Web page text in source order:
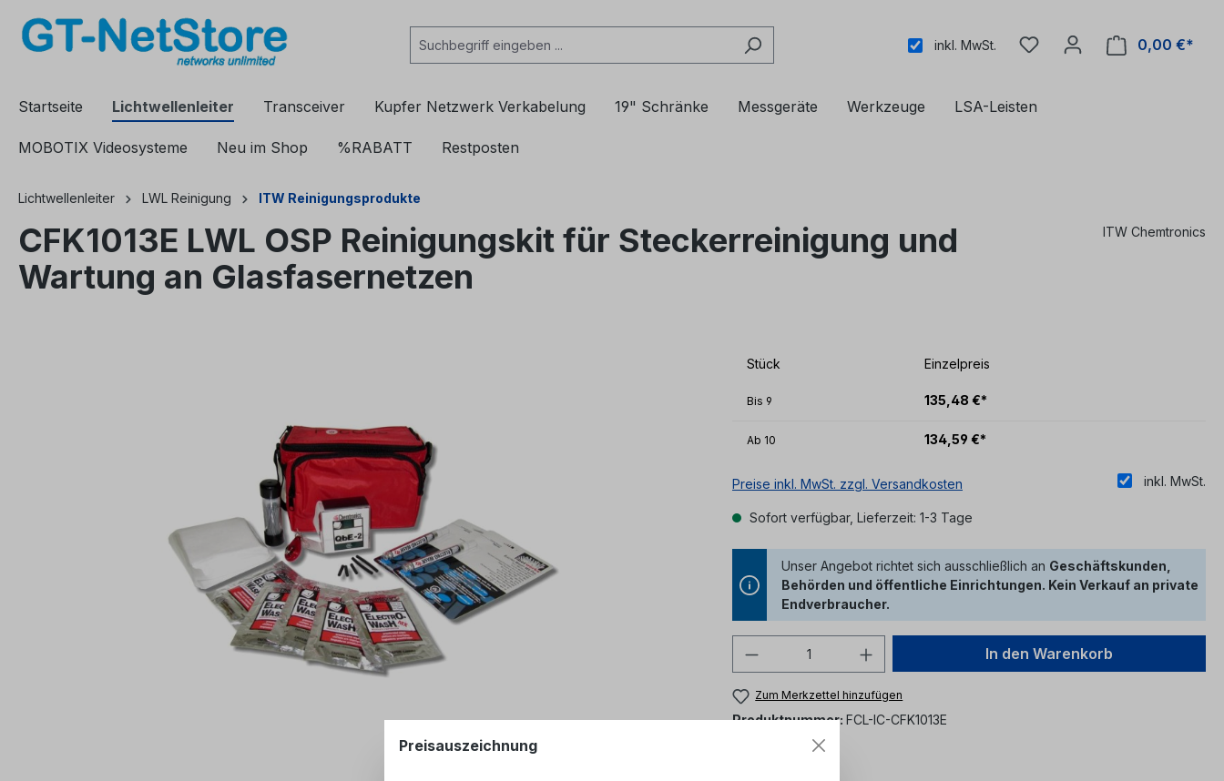
Zur Hauptnavigation springen
inkl. MwSt.
0,00 €*
Startseite Lichtwellenleiter Transceiver Kupfer Netzwerk Verkabelung 19" Schränke Messgeräte Werkzeuge LSA-Leisten
MOBOTIX Videosysteme Neu im Shop %RABATT Restposten
Lichtwellenleiter LWL Reinigung ITW Reinigungsprodukte
CFK1013E LWL OSP Reinigungskit für Steckerreinigung und
Wartung an Glasfasernetzen
ITW Chemtronics
Stück Einzelpreis
Bis 9 135,48 €*
Ab 10 134,59 €*
inkl. MwSt.
Preise inkl. MwSt. zzgl. Versandkosten
Sofort verfügbar, Lieferzeit: 1-3 Tage
Unser Angebot richtet sich ausschließlich an Geschäftskunden,
Behörden und öffentliche Einrichtungen. Kein Verkauf an private
Endverbraucher.
Produkt Anzahl: Gib den gewünschten Wert
In den Warenkorb
Zum Merkzettel hinzufügen
Produktnummer: FCL-IC-CFK1013E
Preisauszeichnung